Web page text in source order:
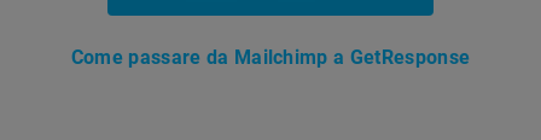
Come passare da Mailchimp a GetResponse